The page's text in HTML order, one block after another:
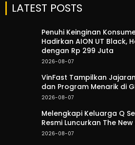
LATEST POSTS
Penuhi Keinginan
Hadirkan AION UT Black,
dengan Rp 299 Juta
2026-08-07
VinFast Tampilkan
dan Program Menarik di
2026-08-07
Melengkapi Keluarga Q
Resmi Luncurkan The New
2026-08-07